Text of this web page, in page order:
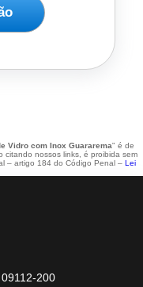
Vidro com Inox Guararema" é de
citando nossos links, é proibida sem
– artigo 184 do Código Penal – Lei
200